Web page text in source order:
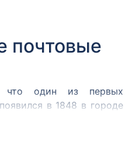
почтовые
что один из первых
в 1848 в городе
парламент.